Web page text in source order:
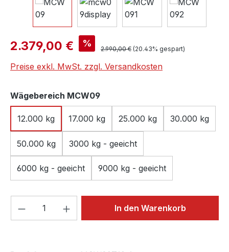
Verkaufspreis:
2.379,00 € % Regulärer Preis:
2.990,00 € (20.43% gespart)
Preise exkl. MwSt. zzgl. Versandkosten
Wägebereich MCW09auswählen
12.000 kg 17.000 kg 25.000 kg 30.000 kg
50.000 kg 3000 kg - geeicht
6000 kg - geeicht 9000 kg - geeicht
Produkt Anzahl: Gib denIn den Warenkorb